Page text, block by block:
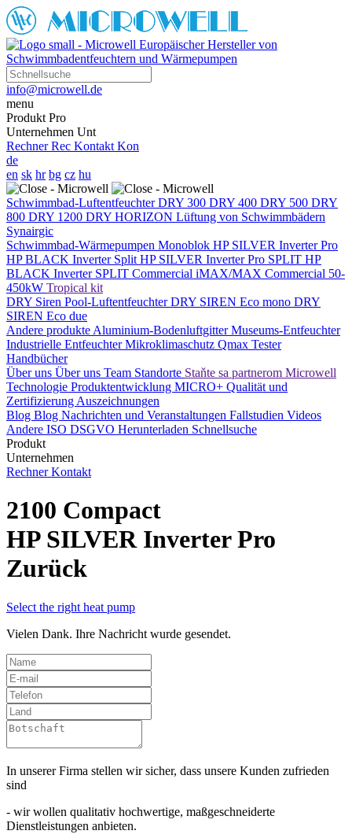
Europäischer Hersteller von
Schwimmbadentfeuchtern und Wärmepumpen
info@microwell.de
menu
Produkt Pro
Unternehmen Unt
Rechner Rec Kontakt Kon
de
en sk hr bg cz hu
Schwimmbad-LuftentfeuchterDRY 300 DRY 400 DRY 500 DRY
800 DRY 1200 DRY HORIZON Lüftung von Schwimmbädern
Synairgic
Schwimmbad-Wärmepumpen Monoblok HP SILVER Inverter Pro
HP BLACK Inverter Split HP SILVER Inverter Pro SPLIT HP
BLACK Inverter SPLIT Commercial iMAX/MAX Commercial 50-
450kW Tropical kit
DRY Siren Pool-LuftentfeuchterDRY SIREN Eco mono DRY
SIREN Eco due
Andere produkte Aluminium-BodenluftgitterMuseums-Entfeuchter
Industrielle EntfeuchterMikroklimaschutz Qmax Tester
Handbücher
Über uns Über uns Team Standorte Staňte sa partnerom Microwell
Technologie Produktentwicklung MICRO+ Qualität und
Zertifizierung Auszeichnungen
Blog Blog Nachrichten und Veranstaltungen Fallstudien Videos
Andere ISO DSGVO Herunterladen Schnellsuche
Produkt
Unternehmen
Rechner Kontakt
2100 Compact
HP SILVER Inverter Pro
Zurück
Select the right heat pump
Vielen Dank. Ihre Nachricht wurde gesendet.
In unserer Firma stellen wir sicher, dass unsere Kunden zufrieden
sind
- wir wollen qualitativ hochwertige, maßgeschneiderte
Dienstleistungen anbieten.